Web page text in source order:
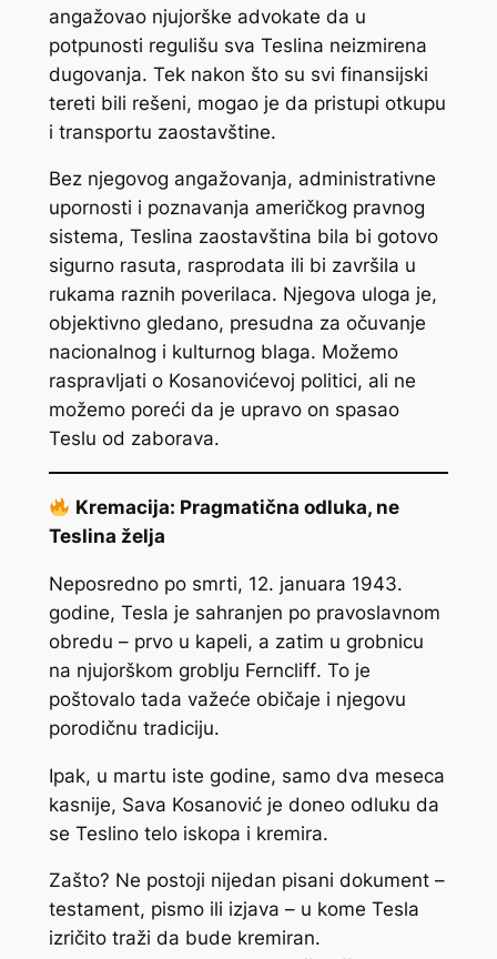
angažovao njujorške advokate da u
potpunosti regulišu sva Teslina neizmirena
dugovanja. Tek nakon što su svi finansijski
tereti bili rešeni, mogao je da pristupi otkupu
i transportu zaostavštine.
Bez njegovog angažovanja, administrativne
upornosti i poznavanja američkog pravnog
sistema, Teslina zaostavština bila bi gotovo
sigurno rasuta, rasprodata ili bi završila u
rukama raznih poverilaca. Njegova uloga je,
objektivno gledano, presudna za očuvanje
nacionalnog i kulturnog blaga. Možemo
raspravljati o Kosanovićevoj politici, ali ne
možemo poreći da je upravo on spasao
Teslu od zaborava.
Kremacija: Pragmatična odluka, ne
Teslina želja
Neposredno po smrti, 12. januara 1943.
godine, Tesla je sahranjen po pravoslavnom
obredu – prvo u kapeli, a zatim u grobnicu
na njujorškom groblju Ferncliff. To je
poštovalo tada važeće običaje i njegovu
porodičnu tradiciju.
Ipak, u martu iste godine, samo dva meseca
kasnije, Sava Kosanović je doneo odluku da
se Teslino telo iskopa i kremira.
Zašto? Ne postoji nijedan pisani dokument –
testament, pismo ili izjava – u kome Tesla
izričito traži da bude kremiran.